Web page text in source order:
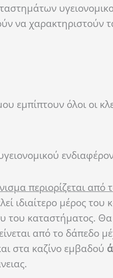
να χαρακτηριστούν
εμπίπτουν όλοι οι
περιορίζεται από
ιδιαίτερο μέρος
καταστήματος. Θα
από το δάπεδο
στα καζίνο εμβαδού